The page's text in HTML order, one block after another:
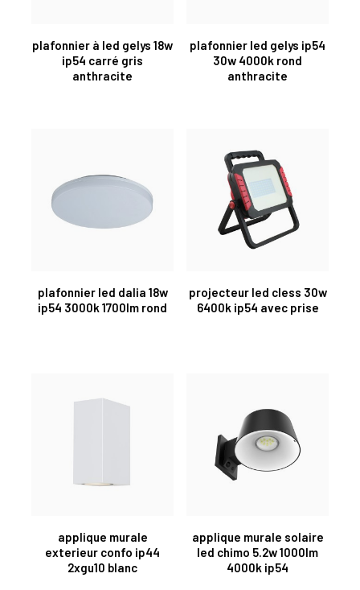
plafonnier à led gelys 18w
ip54 carré gris
anthracite
plafonnier led gelys ip54
30w 4000k rond
anthracite
plafonnier led dalia 18w
ip54 3000k 1700lm rond
projecteur led cless 30w
6400k ip54 avec prise
applique murale
exterieur confo ip44
2xgu10 blanc
applique murale solaire
led chimo 5.2w 1000lm
4000k ip54